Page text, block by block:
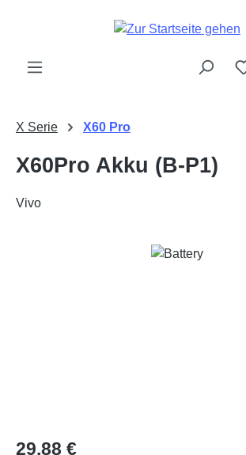
Zum Hauptinhalt springen
X Serie X60 Pro
X60Pro Akku (B-P1)
Vivo
Bildergalerie überspringen
Regulärer Preis:
29,88 €